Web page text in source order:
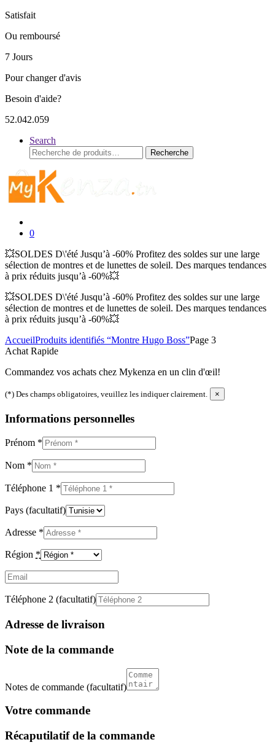
Satisfait
Ou remboursé
7 Jours
Pour changer d'avis
Besoin d'aide?
52.042.059
Search
Recherche
pour :
Recherche
0
💥SOLDES D\'été Jusqu’à -60% Profitez des soldes sur une large
sélection de montres et de lunettes de soleil. Des marques tendances
à prix réduits jusqu’à -60%💥
💥SOLDES D\'été Jusqu’à -60% Profitez des soldes sur une large
sélection de montres et de lunettes de soleil. Des marques tendances
à prix réduits jusqu’à -60%💥
AccueilProduits identifiés “Montre Hugo Boss”Page 3
Achat Rapide
Commandez vos achats chez Mykenza en un clin d'œil!
(*) Des champs obligatoires, veuillez les indiquer clairement. ×
Informations personnelles
Prénom *
Nom *
Téléphone 1 *
Pays (facultatif)
Adresse *
Région *
Email
Téléphone 2 (facultatif)
Adresse de livraison
Note de la commande
Notes de commande (facultatif)
Votre commande
Récaputilatif de la commande